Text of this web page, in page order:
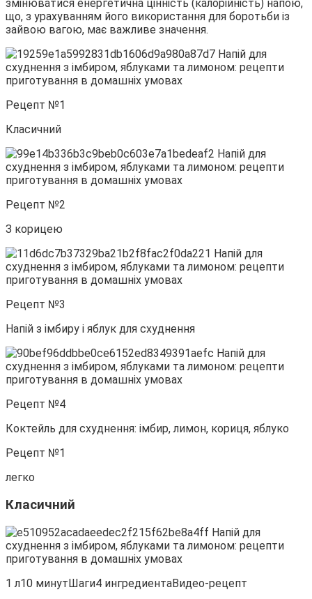
змінюватися енергетична цінність (калорійність) напою,
що, з урахуванням його використання для боротьби із
зайвою вагою, має важливе значення.
Рецепт №1
Класичний
Рецепт №2
З корицею
Рецепт №3
Напій з імбиру і яблук для схуднення
Рецепт №4
Коктейль для схуднення: імбир, лимон, кориця, яблуко
Рецепт №1
легко
Класичний
1 л10 минутШаги4 ингредиентаВидео-рецепт